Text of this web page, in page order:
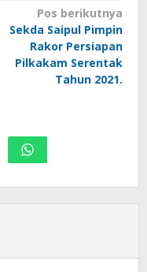
Pos berikutnya
Sekda Saipul Pimpin
Rakor Persiapan
Pilkakam Serentak
Tahun 2021.